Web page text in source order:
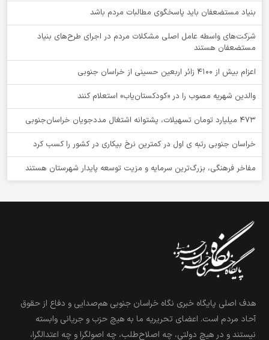
بنیاد مستضعفان باید پاسخگوی مطالبات مردم باشد
شرکت‌های واسطه عامل اصلی مشکلات مردم در اجرای طرح‌های بنیاد
مستضعفان هستند
اعزام بیش از 4100 زائر اربعین حسینی از خراسان جنوبی
والدین شهریه مصوب را در «کودکستان‌یاب» استعلام کنند
۴۷۳ میلیارد تومان تسهیلات، پشتوانه اشتغال مددجویان خراسان‌جنوبی
خراسان جنوبی رتبه ی اول در کمترین نرخ بیکاری در کشور را کسب کرد
مفاخر فرهنگی، بزرگ‌ترین سرمایه و مزیت توسعه پایدار شهرستان هستند
هدف اصلی پایگاه خبری نگاه خراسان جنوبی هم‌صدایی و دفاع از حقوق
آحاد مردم است. اعضای تحریریه ما به هیچ حزب و جریانی وابسته
نیستند و در هیچ دولتی، چه اصلاح‌طلب، چه اصولگرا و چه اعتدالگرا،